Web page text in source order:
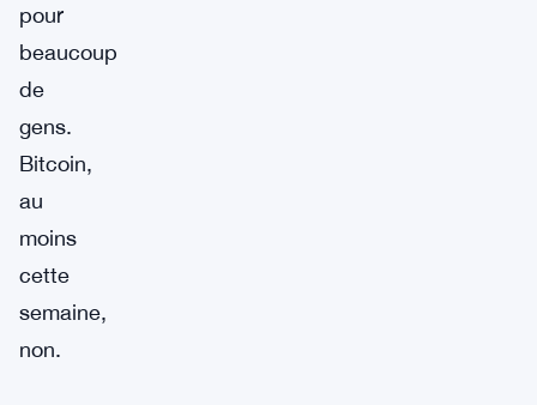
pour
beaucoup
de
gens.
Bitcoin,
au
moins
cette
semaine,
non.